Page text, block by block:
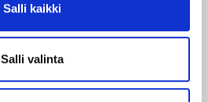
Salli kaikki
Salli valinta